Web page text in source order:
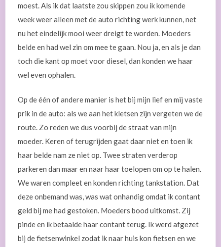
moest. Als ik dat laatste zou skippen zou ik komende
week weer alleen met de auto richting werk kunnen, net
nu het eindelijk mooi weer dreigt te worden. Moeders
belde en had wel zin om mee te gaan. Nou ja, en als je dan
toch die kant op moet voor diesel, dan konden we haar
wel even ophalen.
Op de één of andere manier is het bij mijn lief en mij vaste
prik in de auto: als we aan het kletsen zijn vergeten we de
route. Zo reden we dus voorbij de straat van mijn
moeder. Keren of terugrijden gaat daar niet en toen ik
haar belde nam ze niet op. Twee straten verderop
parkeren dan maar en naar haar toelopen om op te halen.
We waren compleet en konden richting tankstation. Dat
deze onbemand was, was wat onhandig omdat ik contant
geld bij me had gestoken. Moeders bood uitkomst. Zij
pinde en ik betaalde haar contant terug. Ik werd afgezet
bij de fietsenwinkel zodat ik naar huis kon fietsen en we